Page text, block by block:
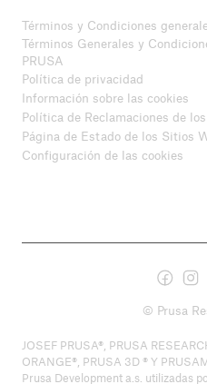
Términos y Condiciones
Términos Generales y
PRUSA
Política de privacidad
Información sobre las cookies
Política de Reclamaciones de
Página de Estado de los Sitios
Configuración de las cookies
© Prusa
JOSEF PRUSA®, PRUSA
ORANGE®, PRUSA 3D ® Y
Prusa Development a.s. utilizadas